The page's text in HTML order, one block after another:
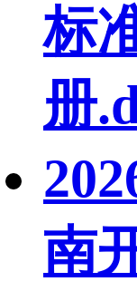
标
册
南